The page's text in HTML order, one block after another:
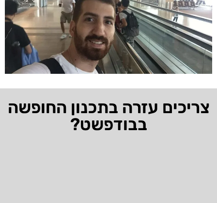
צריכים עזרה בתכנון החופשה
בבודפשט?